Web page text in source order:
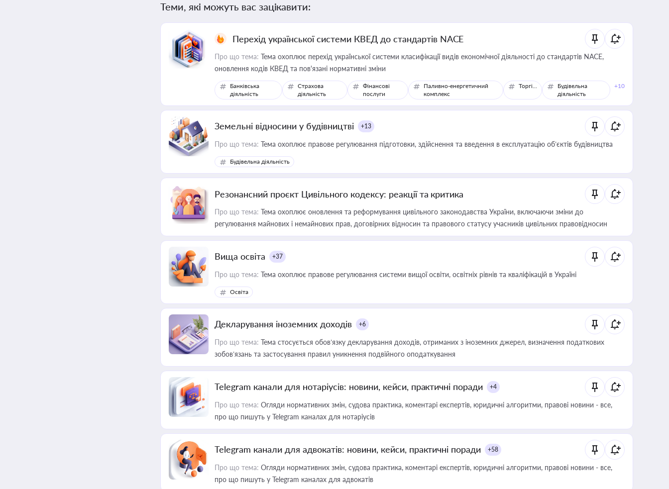
Теми, які можуть вас зацікавити:
Перехід української системи КВЕД до стандартів NACE
Про що тема: Тема охоплює перехід української системи класифікації видів економічної діяльності до стандартів NACE,
оновлення кодів КВЕД та пов'язані нормативні зміни
Банківська
діяльність
Страхова
діяльність
Фінансові
послуги
Паливно-енергетичний
комплекс
Торгівля
Будівельна
діяльність
+10
Земельні відносини у будівництві +13
Про що тема: Тема охоплює правове регулювання підготовки, здійснення та введення в експлуатацію об’єктів будівництва
Будівельна діяльність
Резонансний проєкт Цивільного кодексу: реакції та критика
Про що тема: Тема охоплює оновлення та реформування цивільного законодавства України, включаючи зміни до
регулювання майнових і немайнових прав, договірних відносин та правового статусу учасників цивільних правовідносин
Вища освіта +37
Про що тема: Тема охоплює правове регулювання системи вищої освіти, освітніх рівнів та кваліфікацій в Україні
Освіта
Декларування іноземних доходів +6
Про що тема: Тема стосується обов’язку декларування доходів, отриманих з іноземних джерел, визначення податкових
зобов’язань та застосування правил уникнення подвійного оподаткування
Telegram канали для нотаріусів: новини, кейси, практичні поради +4
Про що тема: Огляди нормативних змін, судова практика, коментарі експертів, юридичні алгоритми, правові новини - все,
про що пишуть у Telegram каналах для нотаріусів
Telegram канали для адвокатів: новини, кейси, практичні поради +58
Про що тема: Огляди нормативних змін, судова практика, коментарі експертів, юридичні алгоритми, правові новини - все,
про що пишуть у Telegram каналах для адвокатів